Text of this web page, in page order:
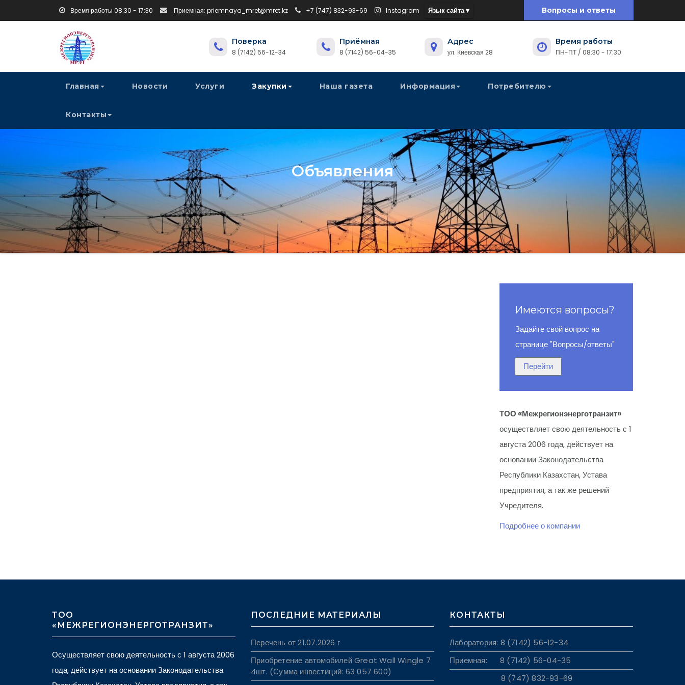
Язык сайта ▾
Время работы 08:30 - 17:30 Приемная: priemnaya_mret@mret.kz +7 (747) 832-93-69 Instagram Вопросы и ответы
Поверка
8 (7142) 56-12-34
Приёмная
8 (7142) 56-04-35
Адрес
ул. Киевская 28
Время работы
ПН-ПТ / 08:30 - 17:30
Главная Новости Услуги Закупки Наша газета Информация Потребителю
Контакты
Объявления
Имеются вопросы?
Задайте свой вопрос на
странице "Вопросы/ответы"
ТОО «Межрегионэнерготранзит»
осуществляет свою деятельность с 1
августа 2006 года, действует на
основании Законодательства
Республики Казахстан, Устава
предприятия, а так же решений
Учредителя.
Подробнее о компании
ТОО
«МЕЖРЕГИОНЭНЕРГОТРАНЗИТ»
Осуществляет свою деятельность с 1 августа 2006
года, действует на основании Законодательства
ПОСЛЕДНИЕ МАТЕРИАЛЫ
Перечень от 21.07.2026 г
Приобретение автомобилей Great Wall Wingle 7
4шт. (Сумма инвестиций: 63 057 600)
КОНТАКТЫ
Лаборатория: 8 (7142) 56-12-34
Приемная: 8 (7142) 56-04-35
8 (747) 832-93-69